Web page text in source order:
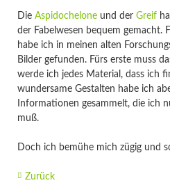
Die Aspidocheloneund der Greif
der Fabelwesen bequem gemacht.
habe ich in meinen alten
Bilder gefunden. Fürs erste muss
werde ich jedes Material, dass ich
wundersame Gestalten habe ich
Informationen gesammelt, die ich
muß.
Doch ich bemühe mich zügig und
Zurück